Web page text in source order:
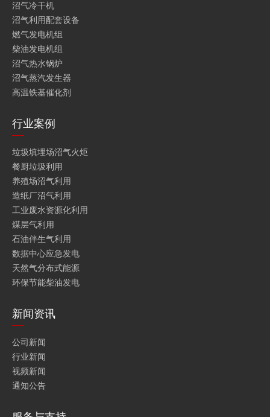
沼气冷干机
沼气利用配套设备
燃气发电机组
柴油发电机组
沼气热水锅炉
沼气蒸汽发生器
高温铁基催化剂
行业案例
垃圾填埋场沼气火炬
餐厨垃圾利用
养殖场沼气利用
造纸厂沼气利用
工业废水资源化利用
煤层气利用
石油伴生气利用
数据中心应急发电
天然气分布式能源
环保节能柴油发电
新闻资讯
公司新闻
行业新闻
视频新闻
通知公告